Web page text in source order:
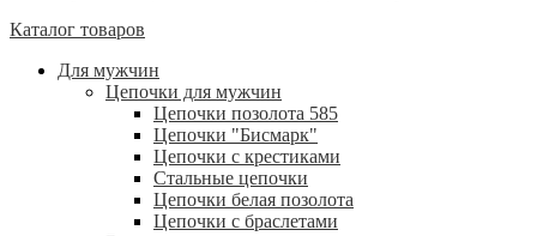
Каталог товаров
Для мужчин
Цепочки для мужчин
Цепочки позолота 585
Цепочки "Бисмарк"
Цепочки с крестиками
Стальные цепочки
Цепочки белая позолота
Цепочки с браслетами